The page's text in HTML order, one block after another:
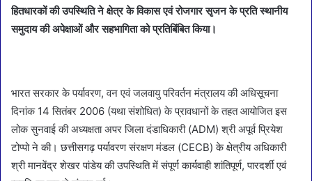
हितधारकों की उपस्थिति ने क्षेत्र के विकास एवं रोजगार सृजन के प्रति स्थानीय
समुदाय की अपेक्षाओं और सहभागिता को प्रतिबिंबित किया।
भारत सरकार के पर्यावरण, वन एवं जलवायु परिवर्तन मंत्रालय की अधिसूचना
दिनांक 14 सितंबर 2006 (यथा संशोधित) के प्रावधानों के तहत आयोजित इस
लोक सुनवाई की अध्यक्षता अपर जिला दंडाधिकारी (ADM) श्री अपूर्व प्रियेश
टोप्पो ने की। छत्तीसगढ़ पर्यावरण संरक्षण मंडल (CECB) के क्षेत्रीय अधिकारी
श्री मानवेंद्र शेखर पांडेय की उपस्थिति में संपूर्ण कार्यवाही शांतिपूर्ण, पारदर्शी एवं